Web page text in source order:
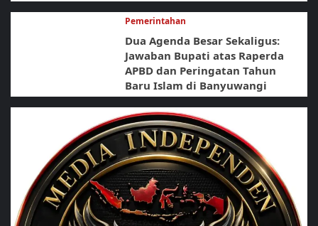
Pemerintahan
Dua Agenda Besar Sekaligus:
Jawaban Bupati atas Raperda
APBD dan Peringatan Tahun
Baru Islam di Banyuwangi